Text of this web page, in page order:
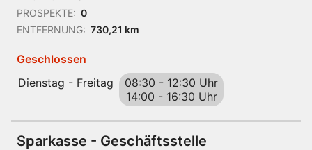
PROSPEKTE: 0
ENTFERNUNG: 730,21 km
Geschlossen
Dienstag - Freitag
08:30 - 12:30 Uhr
14:00 - 16:30 Uhr
Sparkasse - Geschäftsstelle